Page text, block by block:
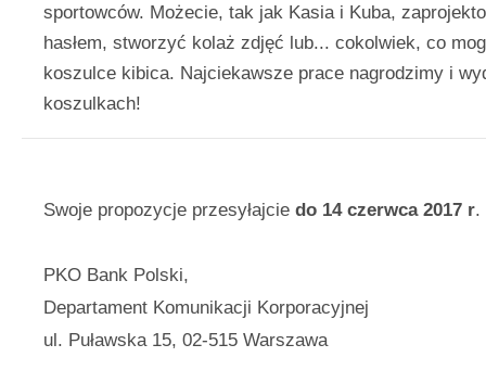
sportowców. Możecie, tak jak Kasia i Kuba,
hasłem, stworzyć kolaż zdjęć lub... cokolwiek, co
koszulce kibica. Najciekawsze prace nagrodzimy i
koszulkach!
Swoje propozycje przesyłajcie do 14 czerwca 2017 r.
PKO Bank Polski,
Departament Komunikacji Korporacyjnej
ul. Puławska 15, 02-515 Warszawa